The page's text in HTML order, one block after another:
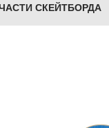
СКЕЙТБОРДА